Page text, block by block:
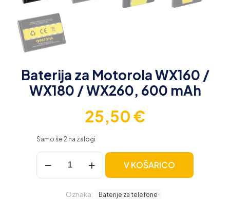
Baterija za Motorola WX160 /
WX180 / WX260, 600 mAh
25,50€
Samo še 2 na zalogi
Baterija
Motorola
V KOŠARICO
Oznaka: Baterije za telefone